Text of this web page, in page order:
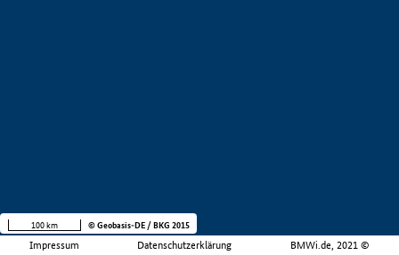
Impressum Datenschutzerklärung BMWi.de, 2021 ©
100 km © Geobasis-DE / BKG 2015